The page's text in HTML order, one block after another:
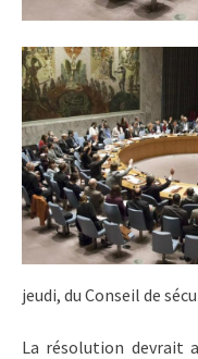
jeudi, du Conseil de
La résolution devrait